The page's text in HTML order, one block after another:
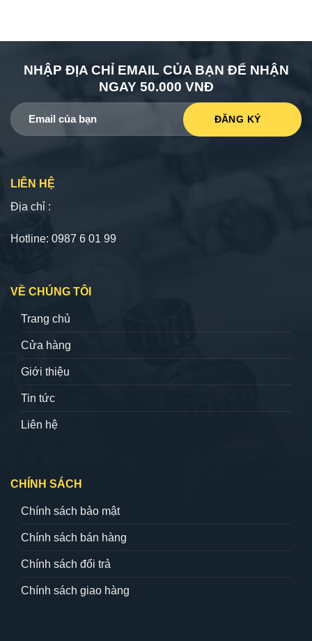
NHẬP ĐỊA CHỈ EMAIL CỦA BẠN ĐỂ NHẬN
NGAY 50.000 VNĐ
LIÊN HỆ
Địa chỉ :
Hotline: 0987 6 01 99
VỀ CHÚNG TÔI
Trang chủ
Cửa hàng
Giới thiệu
Tin tức
Liên hệ
CHÍNH SÁCH
Chính sách bảo mật
Chính sách bán hàng
Chính sách đổi trả
Chính sách giao hàng